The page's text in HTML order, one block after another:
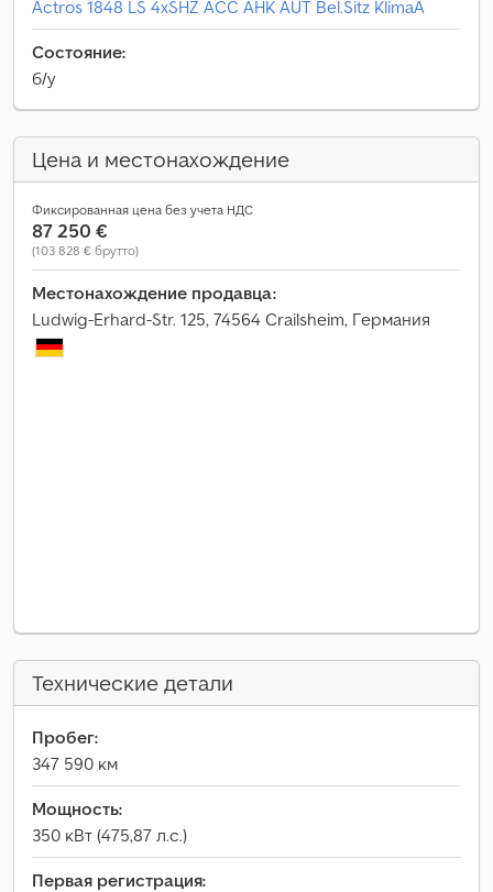
Actros 1848 LS 4xSHZ ACC AHK AUT Bel.Sitz KlimaA
Состояние:
б/у
Цена и местонахождение
Фиксированная цена без учета НДС
87 250 €
(103 828 € брутто)
Местонахождение продавца:
Ludwig-Erhard-Str. 125, 74564 Crailsheim, Германия
Технические детали
Пробег:
347 590 км
Мощность:
350 кВт (475,87 л.с.)
Первая регистрация: